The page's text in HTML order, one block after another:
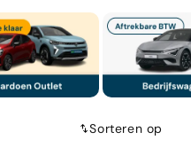
Sorteren op